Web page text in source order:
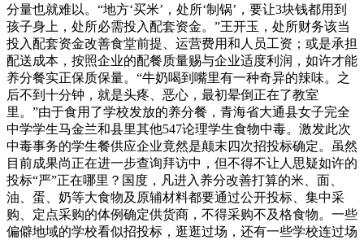
分量也就难以。“地方‘买米’，处所‘制锅’，要让3块钱都用到
孩子身上，处所必需投入配套资金。”王开玉，处所财务该当
投入配套资金改善食堂前提、运营费用和人员工资；或是承担
配送成本，按照企业的配餐质量赐与企业适度利润，如许才能
养分餐实正保质保量。“牛奶喝到嘴里有一种奇异的辣味。之
后不到十分钟，就是头疼、恶心，最初晕倒正在了教室
里。”由于食用了学校发放的养分餐，青海省大通县女子完全
中学学生马金兰和县里其他547论理学生食物中毒。激发此次
中毒事务的学生餐供应企业竟然是颠末四次招投标确定。虽然
目前成果尚正在进一步查询拜访中，但不得不让人思疑如许的
投标“严”正在哪里？国度，凡进入养分改善打算的米、面、
油、蛋、奶等大食物及原辅材料都要通过公开投标、集中采
购、定点采购的体例确定供货商，不得采购不及格食物。一些
偏僻地域的学校看似招投标，逛逛过场，还有一些学校连过场